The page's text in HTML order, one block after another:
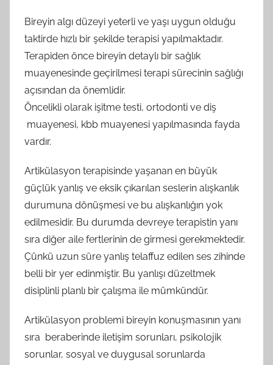
Bireyin algı düzeyi yeterli ve yaşı uygun olduğu
taktirde hızlı bir şekilde terapisi yapılmaktadır.
Terapiden önce bireyin detaylı bir sağlık
muayenesinde geçirilmesi terapi sürecinin sağlığı
açısından da önemlidir.
Öncelikli olarak işitme testi, ortodonti ve diş
muayenesi, kbb muayenesi yapılmasında fayda
vardır.
Artikülasyon terapisinde yaşanan en büyük
güçlük yanlış ve eksik çıkarılan seslerin alışkanlık
durumuna dönüşmesi ve bu alışkanlığın yok
edilmesidir. Bu durumda devreye terapistin yanı
sıra diğer aile fertlerinin de girmesi gerekmektedir.
Çünkü uzun süre yanlış telaffuz edilen ses zihinde
belli bir yer edinmiştir. Bu yanlışı düzeltmek
disiplinli planlı bir çalışma ile mümkündür.
Artikülasyon problemi bireyin konuşmasının yanı
sıra beraberinde iletişim sorunları, psikolojik
sorunlar, sosyal ve duygusal sorunlarda